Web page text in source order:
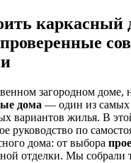
каркасный
загородном доме,
дома — один из самых
вариантов жилья. В
руководство по
дома: от выбора
отделки. Мы собрали